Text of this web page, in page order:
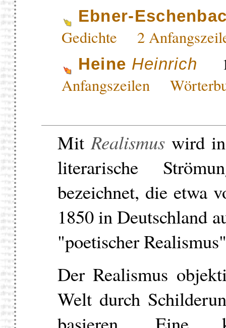
Ebner-
Gedichte 2
Heine Heinrich
Anfangszeilen
Mit Realismuswird in
literarische
bezeichnet, die etwa
1850 in Deutschland
"poetischer
Der Realismus
Welt durch